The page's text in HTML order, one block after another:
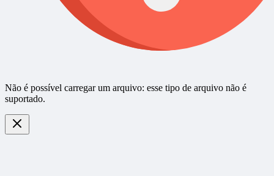
Não é possível carregar um arquivo: esse tipo de arquivo não é
suportado.